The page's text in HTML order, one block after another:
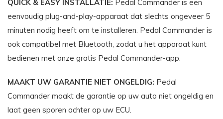
QUICK & EASY INSTALLATIE: Pedal Commander is een
eenvoudig plug-and-play-apparaat dat slechts ongeveer 5
minuten nodig heeft om te installeren. Pedal Commander is
ook compatibel met Bluetooth, zodat u het apparaat kunt
bedienen met onze gratis Pedal Commander-app.
MAAKT UW GARANTIE NIET ONGELDIG: Pedal
Commander maakt de garantie op uw auto niet ongeldig en
laat geen sporen achter op uw ECU.